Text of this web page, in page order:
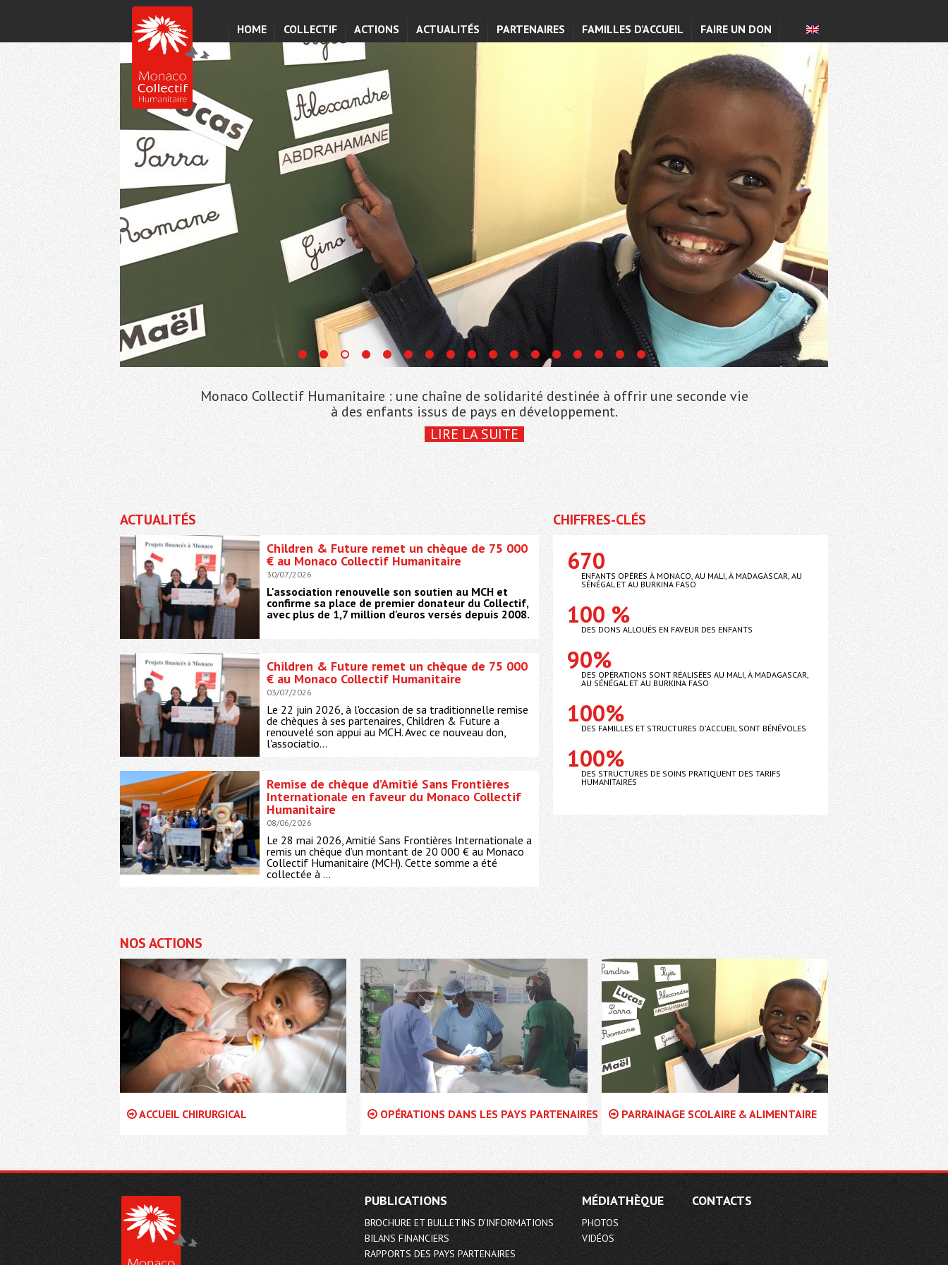
HOME COLLECTIF ACTIONS ACTUALITÉS PARTENAIRES FAMILLES D’ACCUEIL FAIRE UN DON
Monaco Collectif Humanitaire : une chaîne de solidarité destinée à offrir une seconde vie
à des enfants issus de pays en développement.
LIRE LA SUITE
ACTUALITÉS
Children & Future remet un chèque de 75 000
€ au Monaco Collectif Humanitaire
30/07/2026
L'association renouvelle son soutien au MCH et
confirme sa place de premier donateur du Collectif,
avec plus de 1,7 million d'euros versés depuis 2008.
Children & Future remet un chèque de 75 000
€ au Monaco Collectif Humanitaire
03/07/2026
Le 22 juin 2026, à l'occasion de sa traditionnelle remise
de chèques à ses partenaires, Children & Future a
renouvelé son appui au MCH. Avec ce nouveau don,
l'associatio...
Remise de chèque d’Amitié Sans Frontières
Internationale en faveur du Monaco Collectif
Humanitaire
08/06/2026
Le 28 mai 2026, Amitié Sans Frontières Internationale a
remis un chèque d’un montant de 20 000 € au Monaco
Collectif Humanitaire (MCH). Cette somme a été
collectée à ...
CHIFFRES-CLÉS
670
ENFANTS OPÉRÉS À MONACO, AU MALI, À MADAGASCAR, AU
SÉNÉGAL ET AU BURKINA FASO
100 %
DES DONS ALLOUÉS EN FAVEUR DES ENFANTS
90%
DES OPÉRATIONS SONT RÉALISÉES AU MALI, À MADAGASCAR,
AU SÉNÉGAL ET AU BURKINA FASO
100%
DES FAMILLES ET STRUCTURES D'ACCUEIL SONT BÉNÉVOLES
100%
DES STRUCTURES DE SOINS PRATIQUENT DES TARIFS
HUMANITAIRES
NOS ACTIONS
ACCUEIL CHIRURGICAL OPÉRATIONS DANS LES PAYS PARTENAIRES PARRAINAGE SCOLAIRE & ALIMENTAIRE
PUBLICATIONS
BROCHURE ET BULLETINS D’INFORMATIONS
BILANS FINANCIERS
RAPPORTS DES PAYS PARTENAIRES
MÉDIATHÈQUE
PHOTOS
VIDÉOS
CONTACTS